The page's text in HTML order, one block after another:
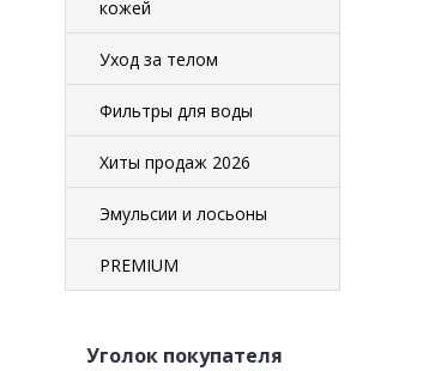
кожей
Уход за телом
Фильтры для воды
Хиты продаж 2026
Эмульсии и лосьоны
PREMIUM
Уголок покупателя